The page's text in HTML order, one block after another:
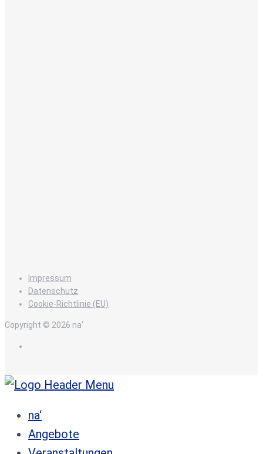
Impressum
Datenschutz
Cookie-Richtlinie (EU)
Copyright © 2026 na'
na‘
Angebote